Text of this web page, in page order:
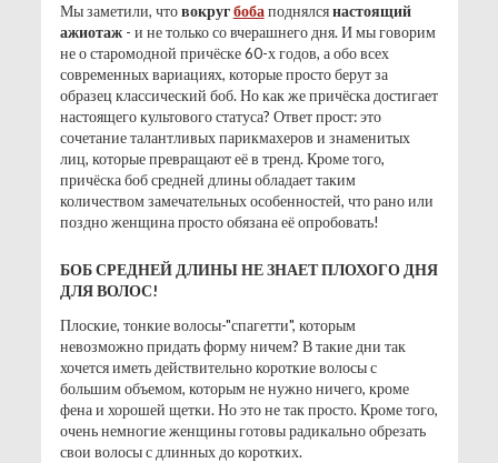
Мы заметили, чтовокругбобаподнялсянастоящий
ажиотаж - и не только со вчерашнего дня. И мы говорим
не о старомодной причёске 60-х годов, а обо всех
современных вариациях, которые просто берут за
образец классический боб. Но как же причёска достигает
настоящего культового статуса? Ответ прост: это
сочетание талантливых парикмахеров и знаменитых
лиц, которые превращают её в тренд. Кроме того,
причёска боб средней длины обладает таким
количеством замечательных особенностей, что рано или
поздно женщина просто обязана её опробовать!
БОБ СРЕДНЕЙ ДЛИНЫ НЕ ЗНАЕТ ПЛОХОГО ДНЯ
ДЛЯ ВОЛОС!
Плоские, тонкие волосы-"спагетти", которым
невозможно придать форму ничем? В такие дни так
хочется иметь действительно короткие волосы с
большим объемом, которым не нужно ничего, кроме
фена и хорошей щетки. Но это не так просто. Кроме того,
очень немногие женщины готовы радикально обрезать
свои волосы с длинных до коротких.